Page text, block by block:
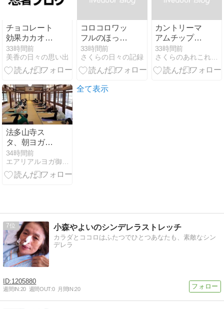
チョコレート
効果カカオ
72％の日常
33時間前
美香の日々の思い出
コロコロワッ
フルのほっこ
り感
33時間前
さくらの日々の記録
カントリーマ
アムチップス
チョコミント
の味わい
33時間前
さくらのあれこれダイアリー
法多山寺ス
タ、朝ヨガあ
りがとうござ
いました
34時間前
全て表示
7 小森やよいのシンデレラストレッチ
カラダとココロはふたつでひとつあなたも、素敵なシン
デレラ
1205880
週間IN:20 週間OUT:0 月間IN:20